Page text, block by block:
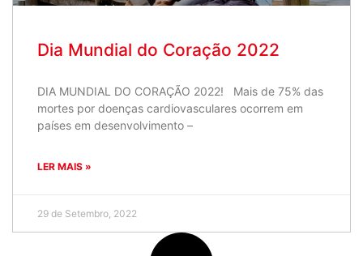
Dia Mundial do Coração 2022
DIA MUNDIAL DO CORAÇÃO 2022! Mais de 75% das
mortes por doenças cardiovasculares ocorrem em
países em desenvolvimento –
LER MAIS »
29 de Setembro, 2022